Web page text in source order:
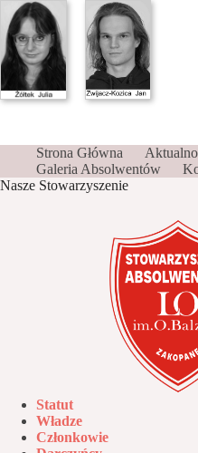
Strona Główna
Galeria Absolwentów
Nasze Stowarzyszenie
Statut
Władze
Członkowie